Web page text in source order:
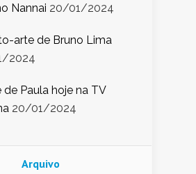
Nannai 20/01/2024
arte de Bruno Lima
2024
de Paula hoje na TV
20/01/2024
Arquivo